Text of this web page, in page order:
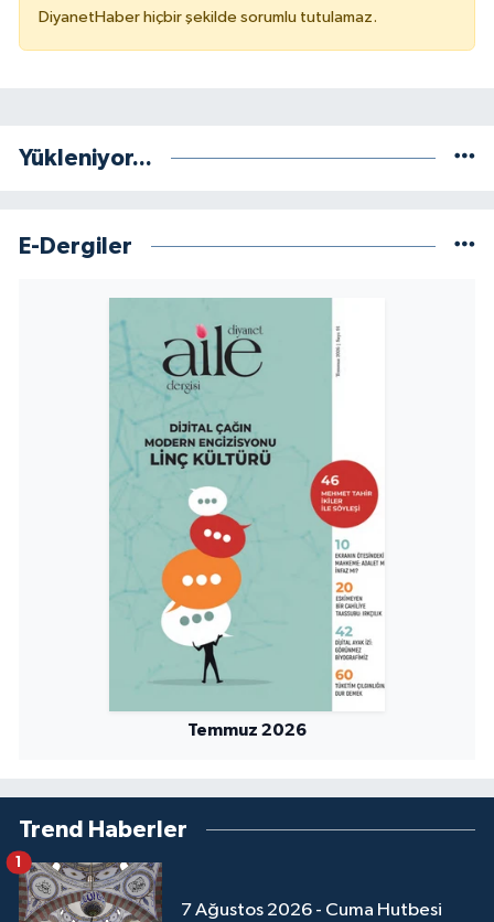
DiyanetHaber hiçbir şekilde sorumlu tutulamaz.
Yükleniyor...
E-Dergiler
Temmuz 2026
Trend Haberler
7 Ağustos 2026 - Cuma Hutbesi
1